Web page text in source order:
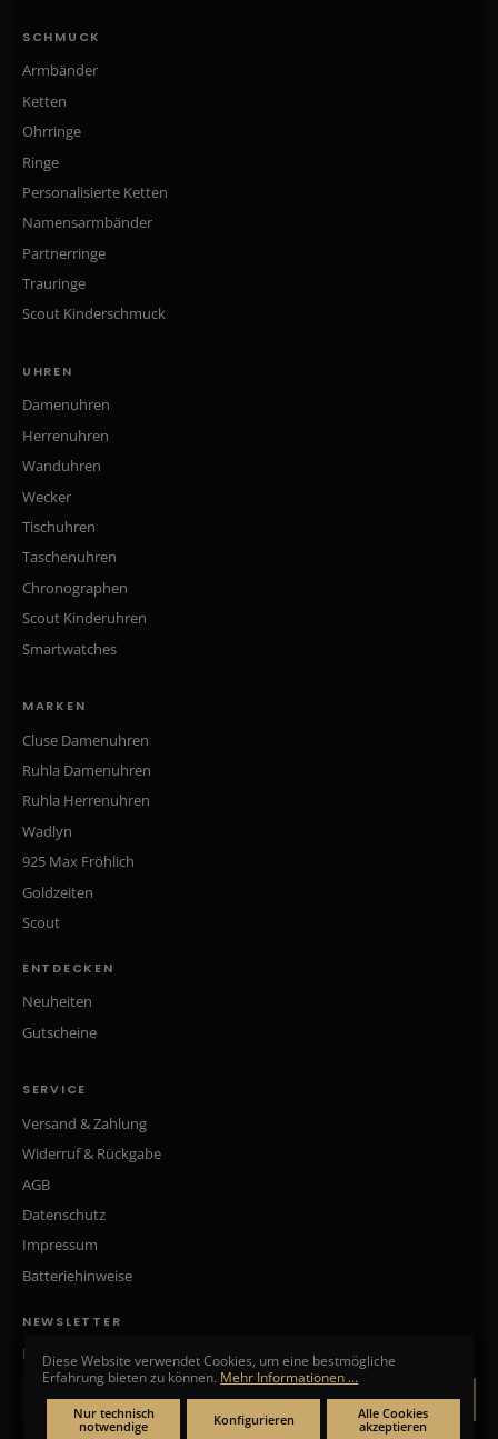
SCHMUCK
Armbänder
Ketten
Ohrringe
Ringe
Personalisierte Ketten
Namensarmbänder
Partnerringe
Trauringe
Scout Kinderschmuck
UHREN
Damenuhren
Herrenuhren
Wanduhren
Wecker
Tischuhren
Taschenuhren
Chronographen
Scout Kinderuhren
Smartwatches
MARKEN
Cluse Damenuhren
Ruhla Damenuhren
Ruhla Herrenuhren
Wadlyn
925 Max Fröhlich
Goldzeiten
Scout
ENTDECKEN
Neuheiten
Gutscheine
SERVICE
Versand & Zahlung
Widerruf & Rückgabe
AGB
Datenschutz
Impressum
Batteriehinweise
NEWSLETTER
Neue Kollektionen, exklusive Angebote & Aktionen direkt in Ihr Postfach.
ANMELDEN
Diese Website verwendet Cookies, um eine bestmögliche
Erfahrung bieten zu können. Mehr Informationen ...
Nur technisch
notwendige
Konfigurieren
Alle Cookies
akzeptieren